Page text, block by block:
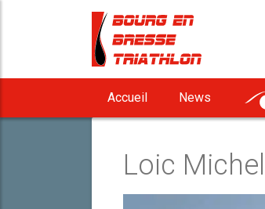
Accueil News
Loic